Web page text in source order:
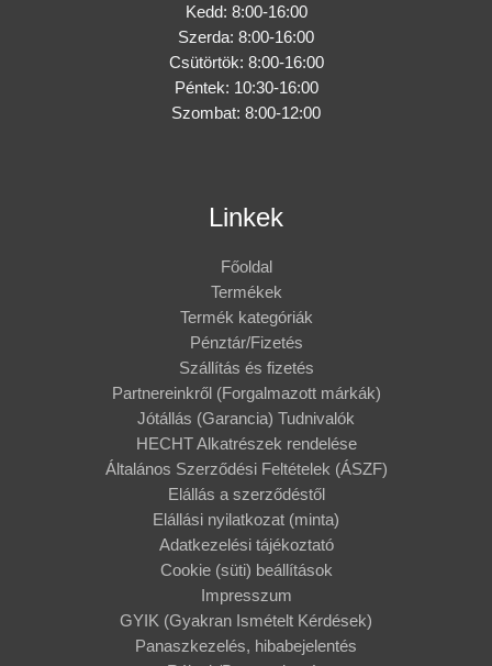
Kedd: 8:00-16:00
Szerda: 8:00-16:00
Csütörtök: 8:00-16:00
Péntek: 10:30-16:00
Szombat: 8:00-12:00
Linkek
Főoldal
Termékek
Termék kategóriák
Pénztár/Fizetés
Szállítás és fizetés
Partnereinkről (Forgalmazott márkák)
Jótállás (Garancia) Tudnivalók
HECHT Alkatrészek rendelése
Általános Szerződési Feltételek (ÁSZF)
Elállás a szerződéstől
Elállási nyilatkozat (minta)
Adatkezelési tájékoztató
Cookie (süti) beállítások
Impresszum
GYIK (Gyakran Ismételt Kérdések)
Panaszkezelés, hibabejelentés